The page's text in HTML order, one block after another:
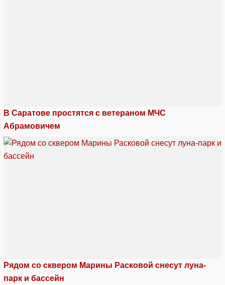
В Саратове простятся с ветераном МЧС
Абрамовичем
Рядом со сквером Марины Расковой снесут луна-
парк и бассейн